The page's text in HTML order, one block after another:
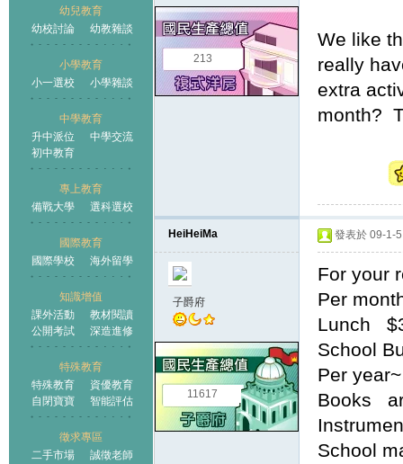
幼兒教育
幼校討論
幼教雜談
小學教育
小一選校
小學雜談
中學教育
升中派位
中學交流
初中教育
專上教育
備戰大學
選科選校
國際教育
國際學校
海外留學
知識增值
課外活動
教材閱讀
公開考試
深造進修
特殊教育
特殊教育
資優教育
自閉寶寶
智能評估
徵求專區
二手市場
誠徵老師
王國
213
We like
really
extra
month?
HeiHeiMa
子爵府
11617
發表於 09-1-
For your
Per
Lunch
School
Per year~
Books
School